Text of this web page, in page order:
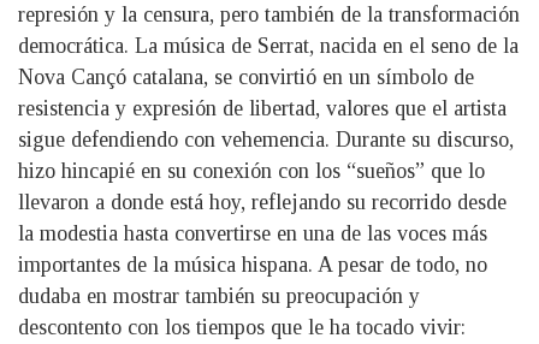
represión y la censura, pero también de la transformación
democrática. La música de Serrat, nacida en el seno de la
Nova Cançó catalana, se convirtió en un símbolo de
resistencia y expresión de libertad, valores que el artista
sigue defendiendo con vehemencia. Durante su discurso,
hizo hincapié en su conexión con los “sueños” que lo
llevaron a donde está hoy, reflejando su recorrido desde
la modestia hasta convertirse en una de las voces más
importantes de la música hispana. A pesar de todo, no
dudaba en mostrar también su preocupación y
descontento con los tiempos que le ha tocado vivir: